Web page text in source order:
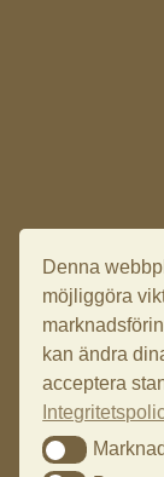
Denna
möjliggöra
kan ändra
acceptera
Saltå 17, 153 91